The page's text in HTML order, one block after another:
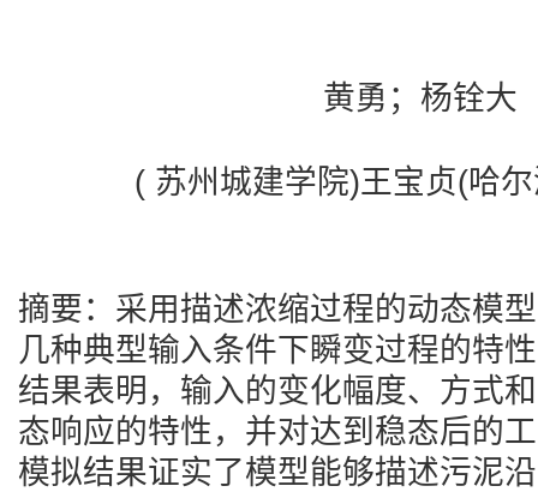
黄勇；杨铨大
( 苏州城建学院)王宝贞(哈
摘要：采用描述浓缩过程的动态模
几种典型输入条件下瞬变过程的特
结果表明，输入的变化幅度、方式
态响应的特性，并对达到稳态后的
模拟结果证实了模型能够描述污泥